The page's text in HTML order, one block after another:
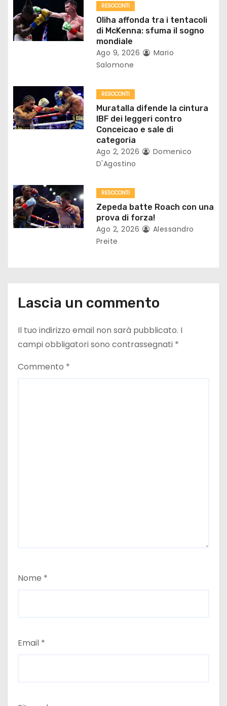
o
n
r
t
o
l
i
RESOCONTI
Oliha affonda tra i tentacoli
di McKenna: sfuma il sogno
mondiale
Ago 9, 2026
Mario
Salomone
RESOCONTI
Muratalla difende la cintura
IBF dei leggeri contro
Conceicao e sale di
categoria
Ago 2, 2026
Domenico
D'Agostino
RESOCONTI
Zepeda batte Roach con una
prova di forza!
Ago 2, 2026
Alessandro
Preite
Lascia un commento
Il tuo indirizzo email non sarà pubblicato. I
campi obbligatori sono contrassegnati *
Commento *
Nome *
Email *